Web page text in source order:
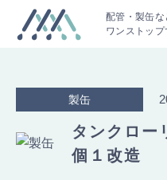
配管・製缶
ワンストッ
製缶
タンクロ
個１改造